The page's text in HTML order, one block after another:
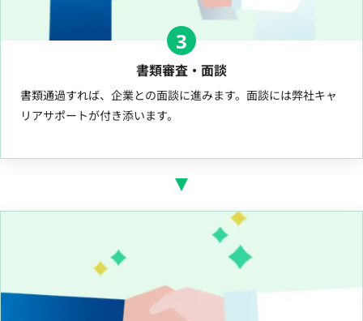
3
書類審査・面談
書類通過すれば、企業との面談に進みます。面談には弊社キャ
リアサポートが付き添います。